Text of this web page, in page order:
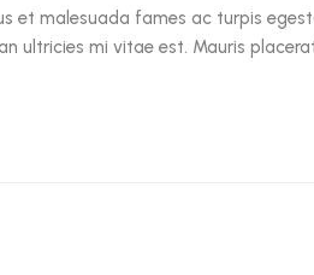
et malesuada fames ac turpis
ultricies mi vitae est. Mauris